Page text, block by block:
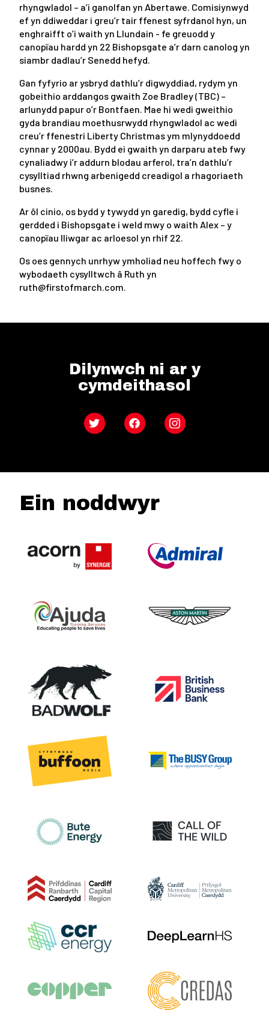
rhyngwladol – a’i ganolfan yn Abertawe. Comisiynwyd
ef yn ddiweddar i greu’r tair ffenest syfrdanol hyn, un
enghraifft o’i waith yn Llundain - fe greuodd y
canopïau hardd yn 22 Bishopsgate a’r darn canolog yn
siambr dadlau’r Senedd hefyd.
Gan fyfyrio ar ysbryd dathlu’r digwyddiad, rydym yn
gobeithio arddangos gwaith Zoe Bradley (TBC) –
arlunydd papur o’r Bontfaen. Mae hi wedi gweithio
gyda brandiau moethusrwydd rhyngwladol ac wedi
creu’r ffenestri Liberty Christmas ym mlynyddoedd
cynnar y 2000au. Bydd ei gwaith yn darparu ateb fwy
cynaliadwy i’r addurn blodau arferol, tra’n dathlu’r
cysylltiad rhwng arbenigedd creadigol a rhagoriaeth
busnes.
Ar ôl cinio, os bydd y tywydd yn garedig, bydd cyfle i
gerdded i Bishopsgate i weld mwy o waith Alex – y
canopïau lliwgar ac arloesol yn rhif 22.
Os oes gennych unrhyw ymholiad neu hoffech fwy o
wybodaeth cysylltwch â Ruth yn
ruth@firstofmarch.com.
Dilynwch ni ar y
cymdeithasol
Twitter FacebookInstagram
Ein noddwyr